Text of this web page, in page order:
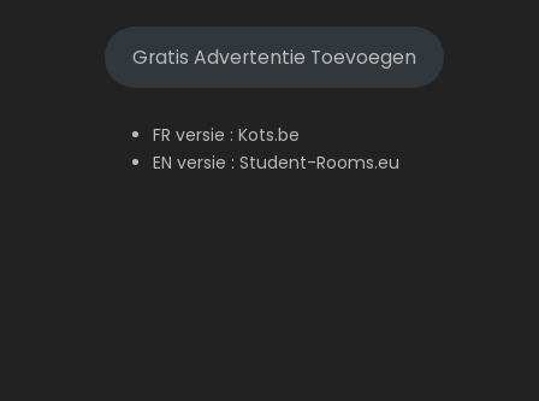
Gratis Advertentie Toevoegen
FR versie : Kots.be
EN versie : Student-Rooms.eu